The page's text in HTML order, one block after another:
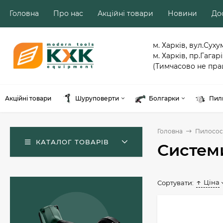
Головна Про нас Акційні товари Новини
м. Харків,
м. Харків,
(Тимчасово не
Акційні товари Шуруповерти Болгарки
Головна
Сортувати: Ціна
КАТАЛОГ ТОВАРІВ
Акумуляторний